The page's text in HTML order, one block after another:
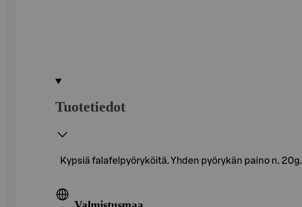
Tuotetiedot
Kypsiä falafelpyöryköitä. Yhden pyörykän paino n. 20g.